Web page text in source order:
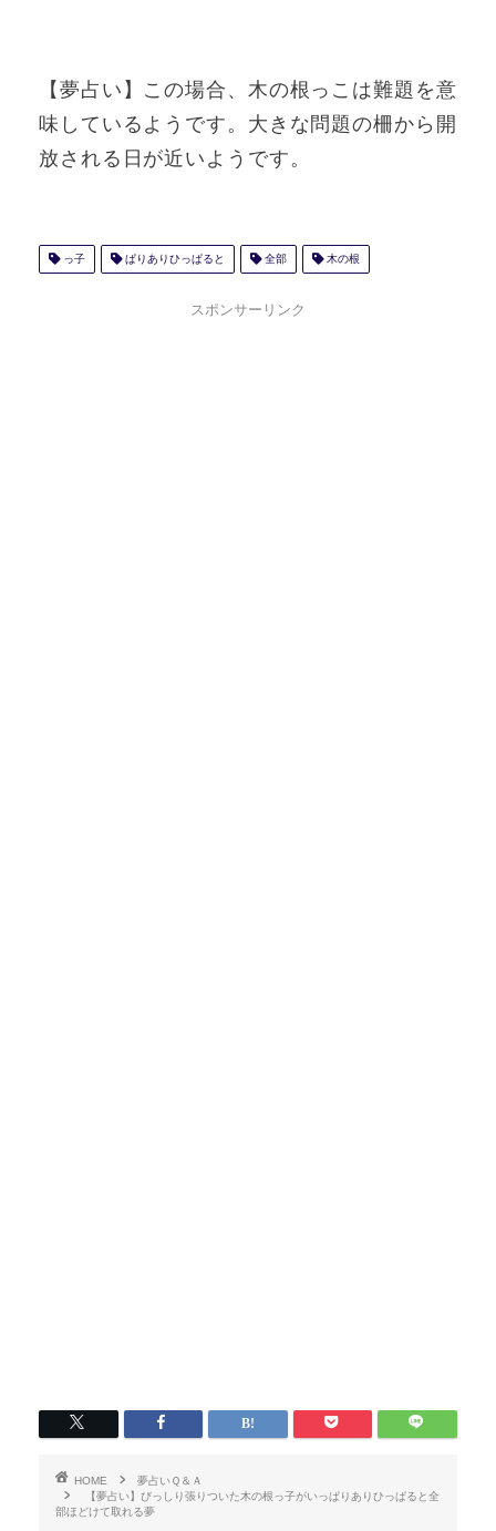
【夢占い】この場合、木の根っこは難題を意
味しているようです。大きな問題の柵から開
放される日が近いようです。
っ子 ぱりありひっぱると 全部 木の根
スポンサーリンク
HOME
夢占いＱ＆Ａ
【夢占い】びっしり張りついた木の根っ子がいっぱりありひっぱると全
部ほどけて取れる夢